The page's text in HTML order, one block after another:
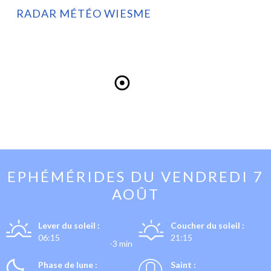
RADAR MÉTÉO WIESME
EPHÉMÉRIDES DU VENDREDI 7
AOÛT
Lever du soleil :
06:15
-3 min
Coucher du soleil :
21:15
Phase de lune :
Saint :